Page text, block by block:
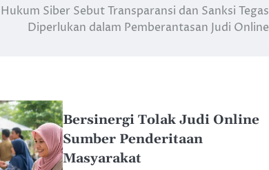
Siber Sebut Transparansi dan Sanksi Tegas
Diperlukan dalam Pemberantasan Judi Online
Bersinergi Tolak Judi Online
Sumber Penderitaan
Masyarakat